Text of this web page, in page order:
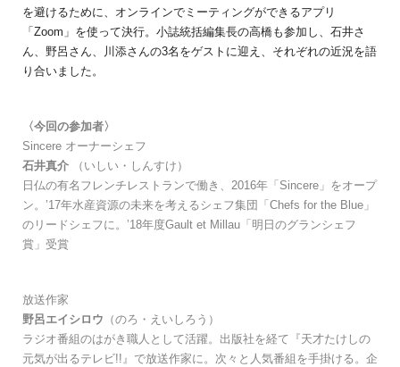
を避けるために、オンラインでミーティングができるアプリ
「Zoom」を使って決行。小誌統括編集長の高橋も参加し、石井さ
ん、野呂さん、川添さんの3名をゲストに迎え、それぞれの近況を語
り合いました。
〈今回の参加者〉
Sincere オーナーシェフ
石井真介 （ いしい・しんすけ）
日仏の有名フレンチレストランで働き、2016年「Sincere」をオープ
ン。’17年水産資源の未来を考えるシェフ集団「Chefs for the Blue」
のリードシェフに。 ’18年度Gault et Millau「明日のグランシェフ
賞」受賞
放送作家
野呂エイシロウ （のろ・えいしろう）
ラジオ番組のはがき職人として活躍。出版社を経て『天才たけしの
元気が出るテレビ!!』で放送作家に。次々と人気番組を手掛ける。企